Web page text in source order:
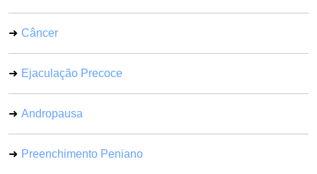
Câncer
Ejaculação Precoce
Andropausa
Preenchimento Peniano